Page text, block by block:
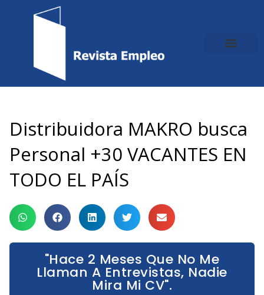
Distribuidora MAKRO busca
Personal +30 VACANTES EN
TODO EL PAÍS
"Hace 2 Meses Que No Me
Llaman A Entrevistas, Nadie
Mira Mi CV".